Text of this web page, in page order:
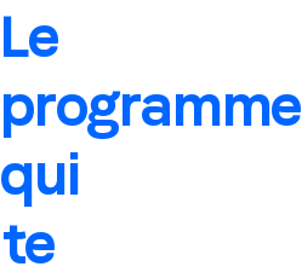
Le
programme
qui
te